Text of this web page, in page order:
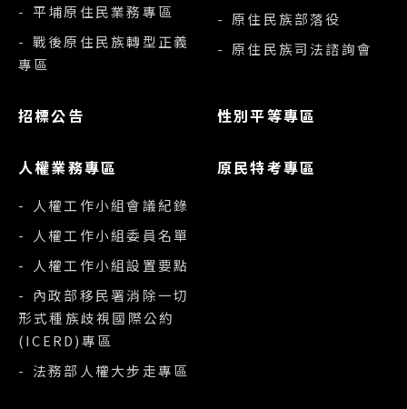
- 平埔原住民業務專區
- 戰後原住民族轉型正義
專區
- 原住民族部落役
- 原住民族司法諮詢會
招標公告 性別平等專區
人權業務專區
- 人權工作小組會議紀錄
- 人權工作小組委員名單
- 人權工作小組設置要點
- 內政部移民署消除一切
形式種族歧視國際公約
(ICERD)專區
- 法務部人權大步走專區
原民特考專區